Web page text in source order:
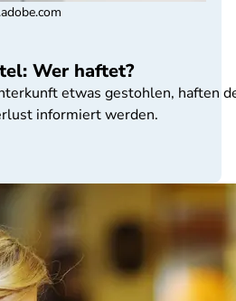
Wer haftet?
etwas gestohlen, haften
informiert werden.